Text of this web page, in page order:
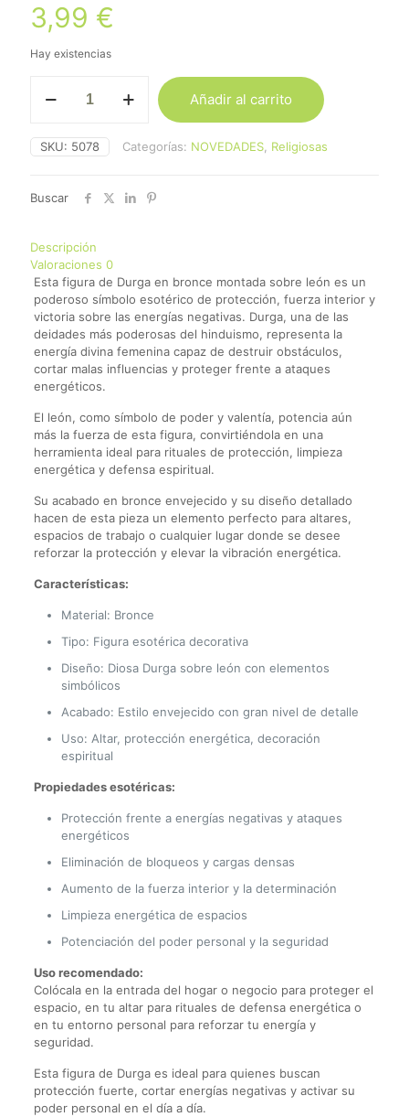
3,99 €
Hay existencias
Figura
Diosa
Durga
cm
Añadir al carrito
SKU: 5078 Categorías: NOVEDADES Religiosas
Buscar
Descripción
Valoraciones 0
Esta figura de Durga en bronce montada sobre león es un
poderoso símbolo esotérico de protección, fuerza interior y
victoria sobre las energías negativas. Durga, una de las
deidades más poderosas del hinduismo, representa la
energía divina femenina capaz de destruir obstáculos,
cortar malas influencias y proteger frente a ataques
energéticos.
El león, como símbolo de poder y valentía, potencia aún
más la fuerza de esta figura, convirtiéndola en una
herramienta ideal para rituales de protección, limpieza
energética y defensa espiritual.
Su acabado en bronce envejecido y su diseño detallado
hacen de esta pieza un elemento perfecto para altares,
espacios de trabajo o cualquier lugar donde se desee
reforzar la protección y elevar la vibración energética.
Características:
Material: Bronce
Tipo: Figura esotérica decorativa
Diseño: Diosa Durga sobre león con elementos
simbólicos
Acabado: Estilo envejecido con gran nivel de detalle
Uso: Altar, protección energética, decoración
espiritual
Propiedades esotéricas:
Protección frente a energías negativas y ataques
energéticos
Eliminación de bloqueos y cargas densas
Aumento de la fuerza interior y la determinación
Limpieza energética de espacios
Potenciación del poder personal y la seguridad
Uso recomendado:
Colócala en la entrada del hogar o negocio para proteger el
espacio, en tu altar para rituales de defensa energética o
en tu entorno personal para reforzar tu energía y
seguridad.
Esta figura de Durga es ideal para quienes buscan
protección fuerte, cortar energías negativas y activar su
poder personal en el día a día.